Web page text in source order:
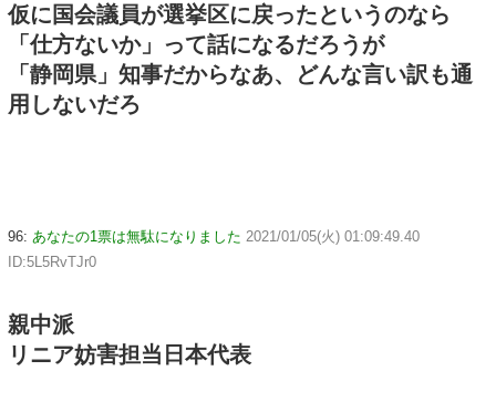
仮に国会議員が選挙区に戻ったというのなら
「仕方ないか」って話になるだろうが
「静岡県」知事だからなあ、どんな言い訳も通
用しないだろ
96: あなたの1票は無駄になりました 2021/01/05(火) 01:09:49.40
ID:5L5RvTJr0
親中派
リニア妨害担当日本代表